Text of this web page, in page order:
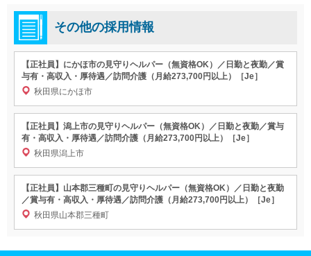
その他の採用情報
【正社員】にかほ市の見守りヘルパー（無資格OK）／日勤と夜勤／賞
与有・高収入・厚待遇／訪問介護（月給273,700円以上）［Je］
秋田県にかほ市
【正社員】潟上市の見守りヘルパー（無資格OK）／日勤と夜勤／賞与
有・高収入・厚待遇／訪問介護（月給273,700円以上）［Je］
秋田県潟上市
【正社員】山本郡三種町の見守りヘルパー（無資格OK）／日勤と夜勤
／賞与有・高収入・厚待遇／訪問介護（月給273,700円以上）［Je］
秋田県山本郡三種町